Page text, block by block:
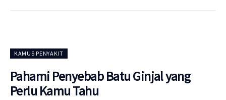
KAMUS PENYAKIT
Pahami Penyebab Batu Ginjal yang
Perlu Kamu Tahu